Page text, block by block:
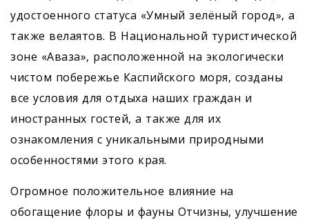
удостоенного статуса «Умный зелёный город», а
также велаятов. В Национальной туристической
зоне «Аваза», расположенной на экологически
чистом побережье Каспийского моря, созданы
все условия для отдыха наших граждан и
иностранных гостей, а также для их
ознакомления с уникальными природными
особенностями этого края.
Огромное положительное влияние на
обогащение флоры и фауны Отчизны, улучшение